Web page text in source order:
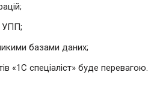
УПП;
базами даних;
«1С спеціаліст» буде перевагою.